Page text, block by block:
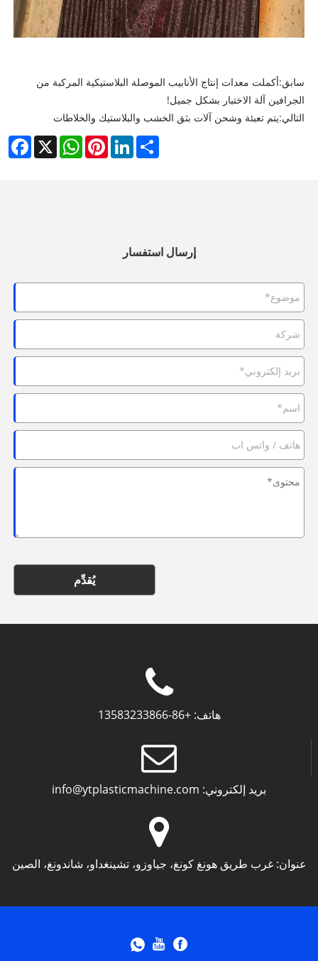
سابق:أكملت معدات إنتاج الأنابيب الموصلة البلاستيكية المركبة من
الجرافين آلة الاختبار بشكل جميل!
التالي:يتم تعبئة وشحن آلات بثق الخشب والبلاستيك والخلاطات
X
WhatsAppPinterestLinkedInShare
إرسال استفسار
يُقدِّم
هاتف: +86-13583233866
بريد إلكتروني: info@ytplasticmachine.com
عنوان: غرب طريق هونغ كونغ، جياوزو، تشينغداو، شاندونغ، الصين